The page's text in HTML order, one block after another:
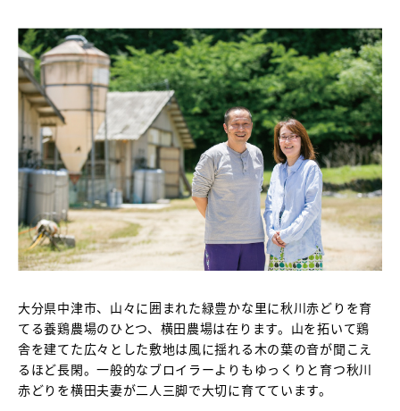
大分県中津市、山々に囲まれた緑豊かな里に秋川赤どりを育
てる養鶏農場のひとつ、横田農場は在ります。山を拓いて鶏
舎を建てた広々とした敷地は風に揺れる木の葉の音が聞こえ
るほど長閑。一般的なブロイラーよりもゆっくりと育つ秋川
赤どりを横田夫妻が二人三脚で大切に育てています。